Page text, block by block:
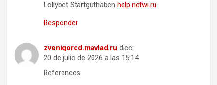
Lollybet Startguthaben help.netwi.ru
Responder
zvenigorod.mavlad.ru dice:
20 de julio de 2026 a las 15:14
References: